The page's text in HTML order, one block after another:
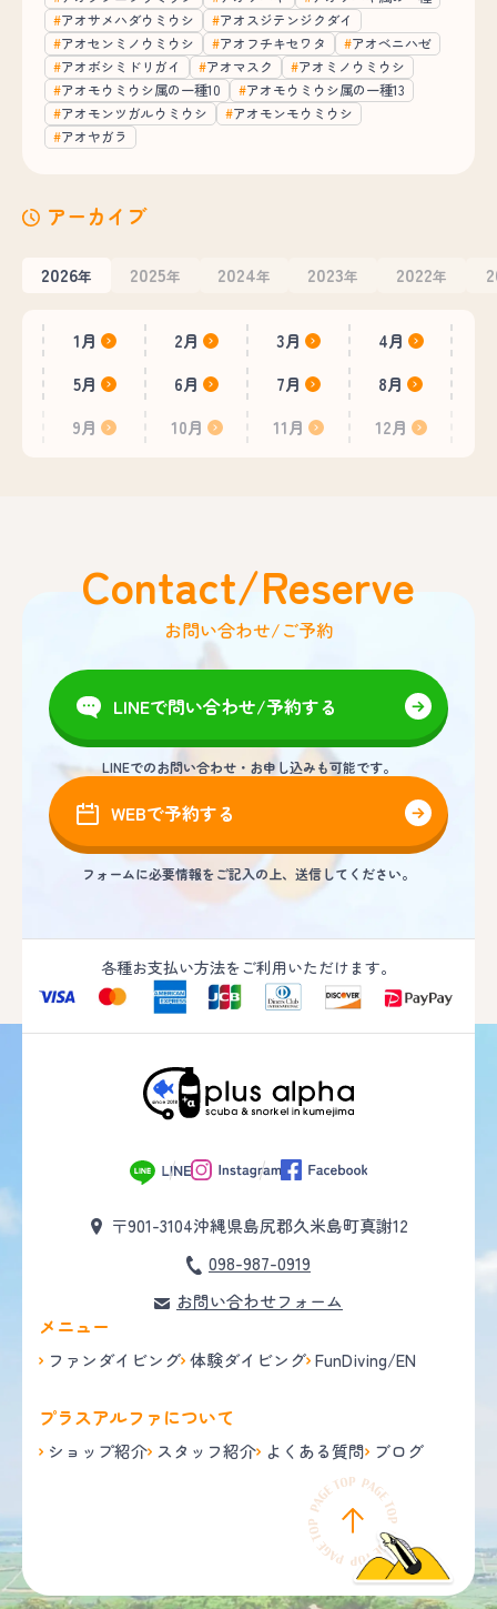
アオサメハダウミウシ
アオスジテンジクダイ
アオセンミノウミウシ
アオフチキセワタ
アオベニハゼ
アオボシミドリガイ
アオマスク
アオミノウミウシ
アオモウミウシ属の一種10
アオモウミウシ属の一種13
アオモンツガルウミウシ
アオモンモウミウシ
アオヤガラ
アーカイブ
2026年 2025年 2024年 2023年 2022年
1月 2月 3月
4月
5月
6月 7月
8月
9月
10月 11月 12月
Contact/Reserve
お問い合わせ/ご予約
LINEで問い合わせ/予約する
LINEでのお問い合わせ・お申し込みも可能です。
WEBで予約する
フォームに必要情報をご記入の上、送信してください。
各種お支払い方法をご利用いただけます。
〒901-3104沖縄県島尻郡久米島町真謝12
098-987-0919
お問い合わせフォーム
メニュー
ファンダイビング 体験ダイビング FunDiving/EN
プラスアルファについて
ショップ紹介 スタッフ紹介 よくある質問 ブログ